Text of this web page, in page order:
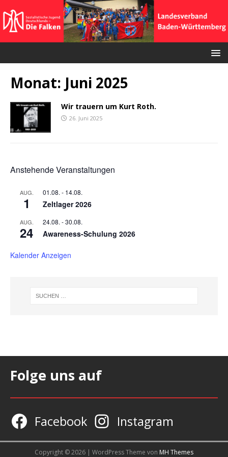
Monat: Juni 2025
Wir trauern um Kurt Roth.
26. Juni 2025
Anstehende Veranstaltungen
AUG.
1
01.08. - 14.08.
Zeltlager 2026
AUG.
24
24.08. -30.08.
Awareness-Schulung 2026
Kalender Anzeigen
Folge uns auf
Facebook Instagram
Copyright © 2026 | WordPress Theme von MH Themes